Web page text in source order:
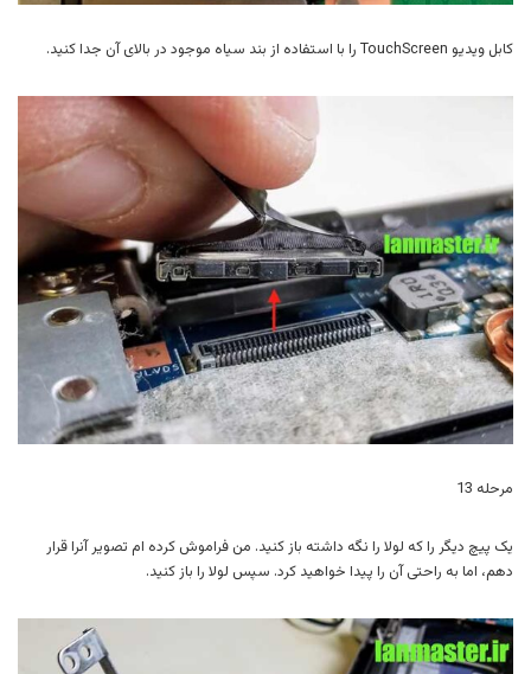
کابل ویدیو TouchScreen را با استفاده از بند سیاه موجود در بالای آن جدا کنید.
مرحله 13
یک پیچ دیگر را که لولا را نگه داشته باز کنید. من فراموش کرده ام تصویر آنرا قرار
دهم، اما به راحتی آن را پیدا خواهید کرد. سپس لولا را باز کنید.